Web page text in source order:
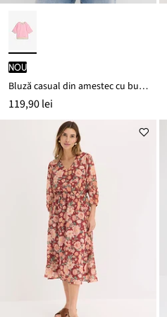
nou
Bluză casual din amestec cu bumbac
119,90 lei